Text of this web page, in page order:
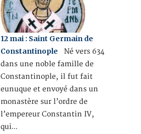
12 mai : Saint Germain de
Constantinople Né vers 634
dans une noble famille de
Constantinople, il fut fait
eunuque et envoyé dans un
monastère sur l’ordre de
l’empereur Constantin IV,
qui…